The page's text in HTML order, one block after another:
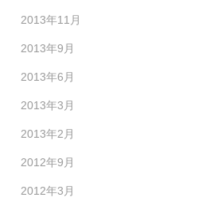
2013年11月
2013年9月
2013年6月
2013年3月
2013年2月
2012年9月
2012年3月